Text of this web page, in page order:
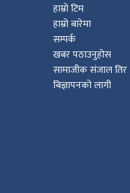
हाम्रो टिम
हाम्रो बारेमा
सम्पर्क
खबर पठाउनुहोस
सामाजीक संजाल तिर
बिज्ञापनको लागी